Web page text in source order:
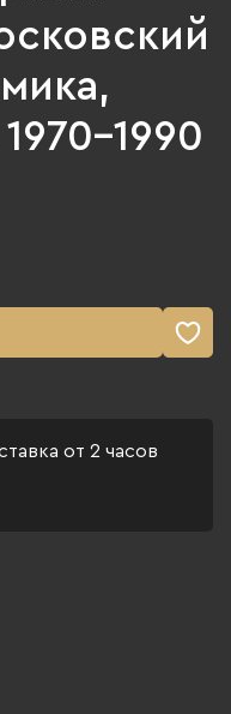
1990
от 2 часов